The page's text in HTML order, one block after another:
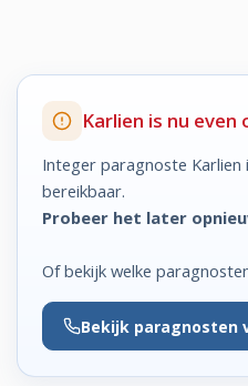
Karlien is nu even
Integer paragnoste
bereikbaar.
Probeer het later
Of bekijk welke
Bekijk paragnosten